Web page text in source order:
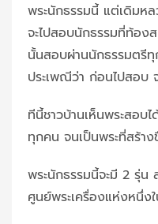
พระนักธรรมนี้ แต่เดิมห
จะไปสอบนักธรรมที่ท้อง
นั้นสอบผ่านนักธรรมตรี
ประเพณีว่า ก่อนไปสอบ
ทีนี้ชาวบ้านเห็นพระสอบ
ทุกคน จนเป็นพระที่สร้า
พระนักธรรมนี้จะมี 2 รุ่น
ศูนย์พระเครื่องแห่งหนึ่ง